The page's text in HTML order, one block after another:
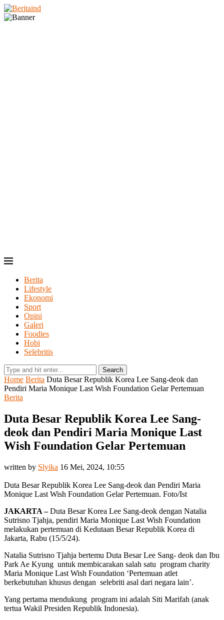
Berita
Lifestyle
Ekonomi
Sport
Opini
Galeri
Foodies
Hobi
Selebritis
Search
Home Berita Duta Besar Republik Korea Lee Sang-deok dan
Pendiri Maria Monique Last Wish Foundation Gelar Pertemuan
Berita
Duta Besar Republik Korea Lee Sang-
deok dan Pendiri Maria Monique Last
Wish Foundation Gelar Pertemuan
written by Slyika 16 Mei, 2024, 10:55
Duta Besar Republik Korea Lee Sang-deok dan Pendiri Maria
Monique Last Wish Foundation Gelar Pertemuan. Foto/Ist
JAKARTA –Duta Besar Korea Lee Sang-deok dengan Natalia
Sutrisno Tjahja, pendiri Maria Monique Last Wish Foundation
melakukan pertemuan di Kedutaan Besar Republik Korea di
Jakarta, Rabu (15/5/24).
Natalia Sutrisno Tjahja bertemu Duta Besar Lee Sang- deok dan Ibu
Park Ae Kyung untuk membicarakan salah satu program charity
Maria Monique Last Wish Foundation ‘Pertemuan atlet
berkebutuhan khusus dengan selebriti asal dari negara lain’.
Yang pertama mendukung program ini adalah Siti Marifah (anak
tertua Wakil Presiden Republik Indonesia).